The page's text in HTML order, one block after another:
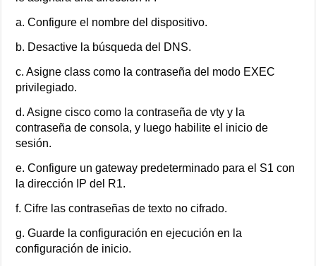
a. Configure el nombre del dispositivo.
b. Desactive la búsqueda del DNS.
c. Asigne class como la contraseña del modo EXEC
privilegiado.
d. Asigne cisco como la contraseña de vty y la
contraseña de consola, y luego habilite el inicio de
sesión.
e. Configure un gateway predeterminado para el S1 con
la dirección IP del R1.
f. Cifre las contraseñas de texto no cifrado.
g. Guarde la configuración en ejecución en la
configuración de inicio.